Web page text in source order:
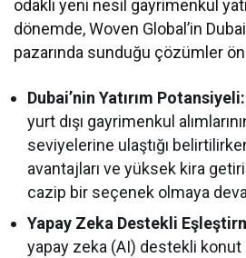
odaklı yeni nesil gayrimenkul
dönemde, Woven Global’in
pazarında sunduğu çözümler
Dubai’nin Yatırım Potansiyeli:
yurt dışı gayrimenkul
seviyelerine ulaştığı
avantajları ve yüksek kira
cazip bir seçenek olmaya
Yapay Zeka Destekli
yapay zeka (AI) destekli